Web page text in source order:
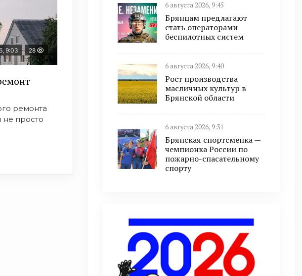
9:03 28
ремонта
не просто
6 августа 2026, 9:45
Брянцам предлагают
cтать оперaтoрами
бeспилотных систeм
6 августа 2026, 9:40
Рост производства
масличных культур в
Брянской области
6 августа 2026, 9:31
Брянская спортсменка —
чемпионка России по
пожарно-спасательному
спорту